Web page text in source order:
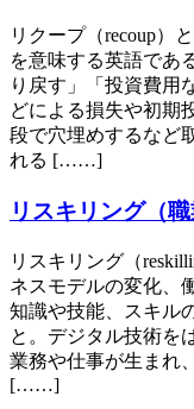
リクープ（recoup）
を意味する英語であ
り戻す」「投資費用
どによる損失や初期
段で穴埋めするなど
れる [……]
リスキリング（
リスキリング（
ネスモデルの変化、
知識や技能、スキル
と。デジタル技術を
業務や仕事が生まれ
[……]